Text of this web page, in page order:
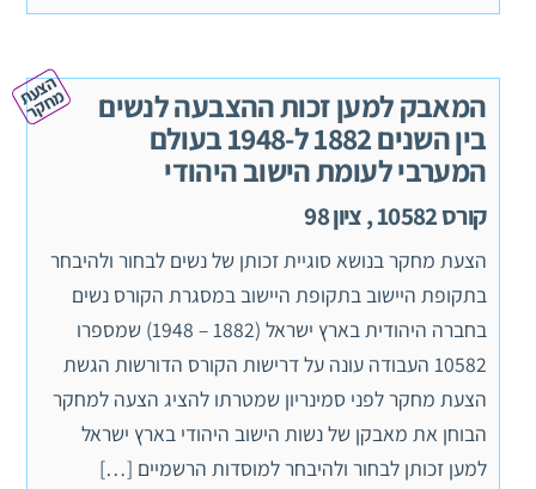
המאבק למען זכות ההצבעה לנשים
בין השנים 1882 ל-1948 בעולם
המערבי לעומת הישוב היהודי
קורס 10582 , ציון 98
ה
צ
ע
ת מ
ח
ק
ר
הצעת מחקר בנושא סוגיית זכותן של נשים לבחור ולהיבחר
בתקופת היישוב בתקופת היישוב במסגרת הקורס נשים
בחברה היהודית בארץ ישראל (1882 – 1948) שמספרו
10582 העבודה עונה על דרישות הקורס הדורשות הגשת
הצעת מחקר לפני סמינריון שמטרתו להציג הצעה למחקר
הבוחן את מאבקן של נשות הישוב היהודי בארץ ישראל
למען זכותן לבחור ולהיבחר למוסדות הרשמיים […]